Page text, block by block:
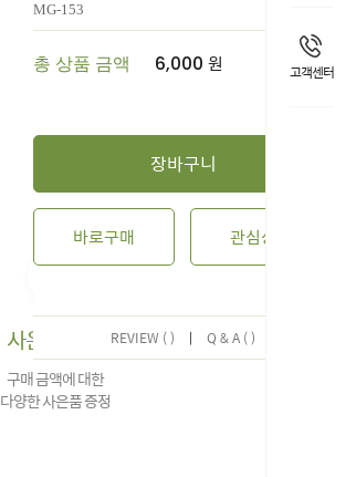
고객센터
사은품 증정
구매 금액에 대한
다양한 사은품 증정
MG-153
총 상품 금액 6,000 원
장바구니
바로구매 관심상품
REVIEW ( ) | Q & A ( )